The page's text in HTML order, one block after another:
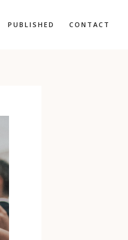
PUBLISHED CONTACT